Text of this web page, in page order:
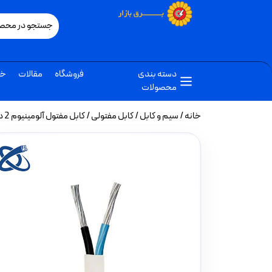
دسته بندی
محصولات
فروشگاه مقالات
خانه/سیم و کابل/کابل مفتولی/ کابل مفتول آلومینیوم 2 در 50 متری خراسان الکتریک